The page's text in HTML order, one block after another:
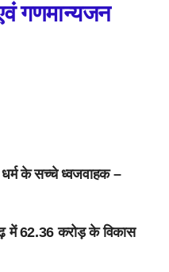
गणमान्यजन
के सच्चे ध्वजवाहक –
में 62.36 करोड़ के विकास